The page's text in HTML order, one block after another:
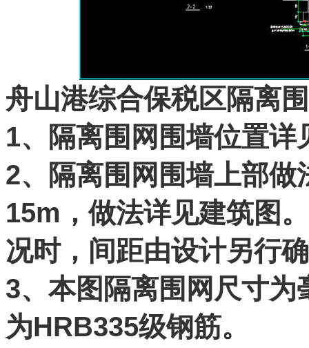
舟山港综合保税区隔离
1、隔离围网围墙位置
2、隔离围网围墙上部
15m，做法详见建筑图
况时，间距由设计另行
3、本图隔离围网尺寸
为HRB335级钢筋。